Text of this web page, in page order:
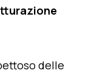
delle